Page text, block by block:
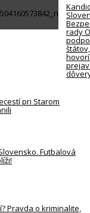
rady
pri Starom
Futbalová
Pravda o kriminalite,